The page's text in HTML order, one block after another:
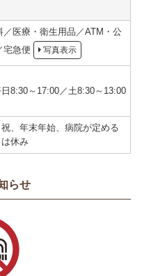
／医療・衛生用品／ATM・公
宅急便
写真表示
8:30～17:00／土8:30～13:00
祝、年末年始、病院が定める
は休み
らせ